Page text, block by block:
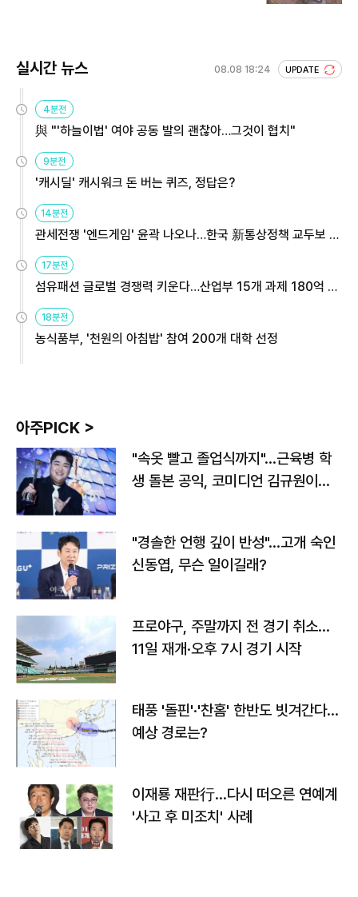
실시간 뉴스 08.08 18:24 UPDATE
4분전
與 "'하늘이법' 여야 공동 발의 괜찮아…그것이 협치"
9분전
'캐시딜' 캐시워크 돈 버는 퀴즈, 정답은?
14분전
관세전쟁 '엔드게임' 윤곽 나오나…한국 新통상정책 교두보 활
17분전
섬유패션 글로벌 경쟁력 키운다…산업부 15개 과제 180억 지
18분전
농식품부, '천원의 아침밥' 참여 200개 대학 선정
아주PICK >
"속옷 빨고 졸업식까지"…근육병 학
생 돌본 공익, 코미디언 김규원이었
"경솔한 언행 깊이 반성"…고개 숙인
신동엽, 무슨 일이길래?
프로야구, 주말까지 전 경기 취소…
11일 재개·오후 7시 경기 시작
태풍 '돌핀'·'찬홈' 한반도 빗겨간다…
예상 경로는?
이재룡 재판行…다시 떠오른 연예계
'사고 후 미조치' 사례